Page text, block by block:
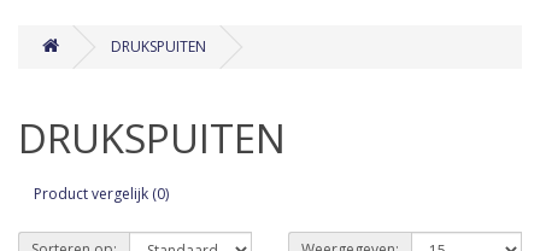
DRUKSPUITEN
DRUKSPUITEN
Product vergelijk (0)